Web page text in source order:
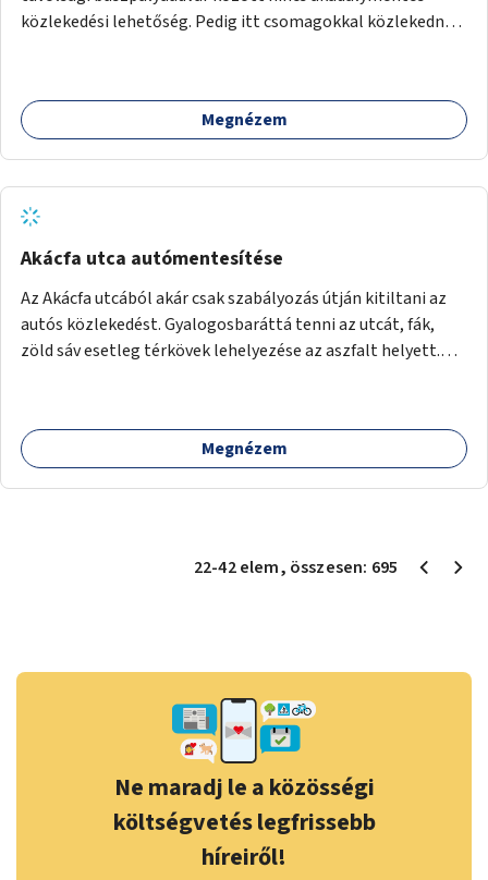
akciók, Fővárossal, kerületi összefogásokkal. Legyen
elismerő díj az adó 1%-ot begyűjtő civil szervezeteknek,
közlekedési lehetőség. Pedig itt csomagokkal közlekednek
hogy aztán több lépcsősort kelljen megtenni lefelé/felfelé
a buszpályaudvarra.
Megnézem
Akácfa utca autómentesítése
Az Akácfa utcából akár csak szabályozás útján kitiltani az
autós közlekedést. Gyalogosbaráttá tenni az utcát, fák,
zöld sáv esetleg térkövek lehelyezése az aszfalt helyett.
Megnézem
22-42elem, összesen: 695
Ne maradj le a közösségi
költségvetés legfrissebb
híreiről!